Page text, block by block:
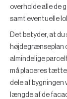
overholde alle de
samt eventuelle
Det betyder, at
højdegrænseplan
almindelige
må placeres
dele af bygningen
længde af de